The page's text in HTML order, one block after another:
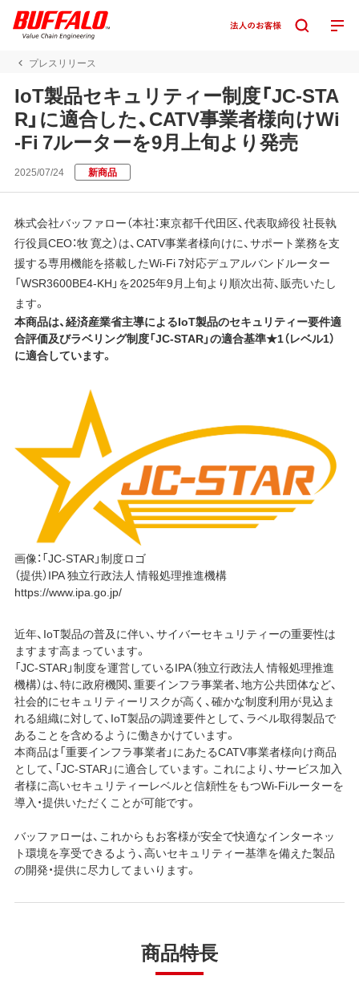
プレスリリース
IoT製品セキュリティー制度「JC-STA
R」に適合した、CATV事業者様向けWi
-Fi 7ルーターを9月上旬より発売
2025/07/24 新商品
株式会社バッファロー（本社：東京都千代田区、代表取締役 社長執
行役員CEO：牧 寛之）は、CATV事業者様向けに、サポート業務を支
援する専用機能を搭載したWi-Fi 7対応デュアルバンドルーター
「WSR3600BE4-KH」を2025年9月上旬より順次出荷、販売いたし
ます。
本商品は、経済産業省主導によるIoT製品のセキュリティー要件適
合評価及びラベリング制度「JC-STAR」の適合基準★1（レベル1）
に適合しています。
画像：「JC-STAR」制度ロゴ
（提供）IPA 独立行政法人 情報処理推進機構
https://www.ipa.go.jp/
近年、IoT製品の普及に伴い、サイバーセキュリティーの重要性は
ますます高まっています。
「JC-STAR」制度を運営しているIPA（独立行政法人 情報処理推進
機構）は、特に政府機関、重要インフラ事業者、地方公共団体など、
社会的にセキュリティーリスクが高く、確かな制度利用が見込ま
れる組織に対して、IoT製品の調達要件として、ラベル取得製品で
あることを含めるように働きかけています。
本商品は「重要インフラ事業者」にあたるCATV事業者様向け商品
として、「JC-STAR」に適合しています。これにより、サービス加入
者様に高いセキュリティーレベルと信頼性をもつWi-Fiルーターを
導入・提供いただくことが可能です。
バッファローは、これからもお客様が安全で快適なインターネッ
ト環境を享受できるよう、高いセキュリティー基準を備えた製品
の開発・提供に尽力してまいります。
商品特長